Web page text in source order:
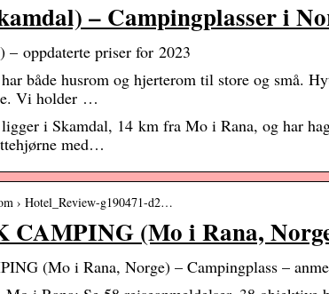
– Campingplasser i
– oppdaterte priser for 2023
både husrom og hjerterom til store og små.
Vi holder …
i Skamdal, 14 km fra Mo i Rana, og har
med…
› Hotel_Review-g190471-d2…
(Mo i Rana,
(Mo i Rana, Norge) – Campingplass –